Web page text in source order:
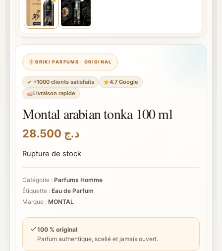
BRIKI PARFUMS · ORIGINAL
✓ +1000 clients satisfaits
4.7 Google
Livraison rapide
Montal arabian tonka 100 ml
د.ج
Rupture de stock
Catégorie : Parfums Homme
Étiquette : Eau de Parfum
Marque : MONTAL
✓100 % original
Parfum authentique, scellé et jamais ouvert.